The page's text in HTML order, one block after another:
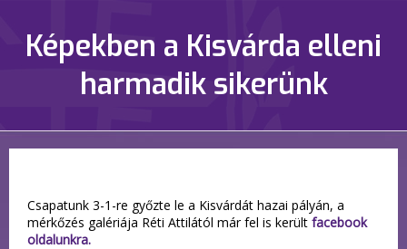
Képekben a Kisvárda elleni
harmadik sikerünk
Csapatunk 3-1-re győzte le a Kisvárdát hazai pályán, a
mérkőzés galériája Réti Attilától már fel is került facebook
oldalunkra.